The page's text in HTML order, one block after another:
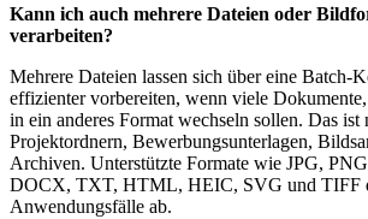
Kann ich auch mehrere Dateien oder
verarbeiten?
Mehrere Dateien lassen sich über eine Batch-
effizienter vorbereiten, wenn viele
in ein anderes Format wechseln sollen. Das ist
Projektordnern, Bewerbungsunterlagen,
Archiven. Unterstützte Formate wie JPG,
DOCX, TXT, HTML, HEIC, SVG und TIFF
Anwendungsfälle ab.